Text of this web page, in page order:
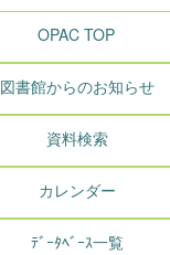
OPAC TOP
図書館からのお知らせ
資料検索
カレンダー
ﾃﾞｰﾀﾍﾞｰｽ一覧